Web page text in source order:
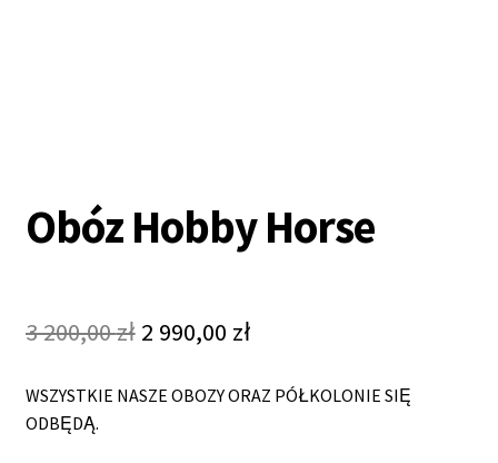
Obóz Hobby Horse
3 200,00zł Original
was:
2 990,00 złCurrent
is:
WSZYSTKIE NASZE OBOZY ORAZ PÓŁKOLONIE SIĘ
ODBĘDĄ.